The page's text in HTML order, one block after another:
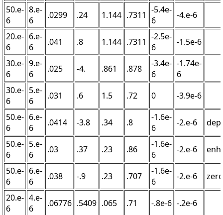
50.e-
6
8.e-
6
.0299 .24 1.144 .7311 -5.4e-
6
-4.e-6
20.e-
6
6.e-
6
.041 .8 1.144 .7311 -2.5e-
6
-1.5e-6
30.e-
6
9.e-
6
.025 -4. .861 .878
-3.4e-
6
-1.74e-
6
30.e-
6
5.e-
6
.031 .6 1.5 .72 0
-3.9e-6
50.e-
6
6.e-
6
.0414 -3.8 .34 .8
-1.6e-
6
-2.e-6
50.e-
6
5.e-
6
.03 .37 .23 .86
-1.6e-
6
-2.e-6
50.e-
6
6.e-
6
.038 -.9 .23 .707
-1.6e-
6
-2.e-6
zero
20.e-
6
4.e-
6
.06776 .5409 .065 .71 -.8e-6 -.2e-6